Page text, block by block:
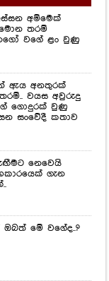
ඇය අනතුරක්
වයස අවුරුදු
ගොදුරක් වුණු
සංවේදී කතාව
නෙවෙයි
ගැන
මේ වගේද..?
ඔයා එක්ක
මගේ ලොකුම
රැඳි වසර
රොෂාන් තවත්